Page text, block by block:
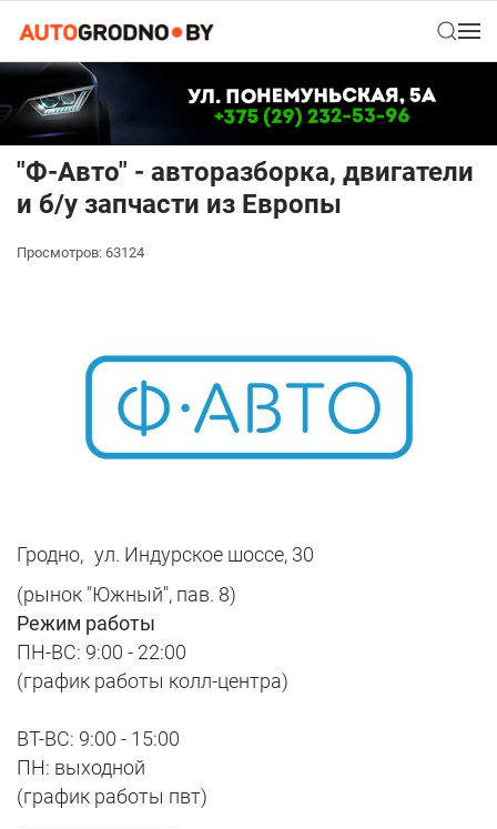
"Ф-Авто" - авторазборка, двигатели
и б/у запчасти из Европы
Просмотров: 63124
Гродно, ул. Индурское шоссе, 30
(рынок "Южный", пав. 8)
Режим работы
ПН-ВС: 9:00 - 22:00
(график работы колл-центра)
ВТ-ВС: 9:00 - 15:00
ПН: выходной
(график работы пвт)